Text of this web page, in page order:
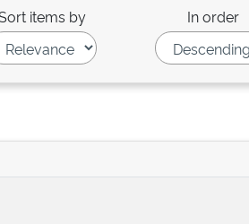
items by In order